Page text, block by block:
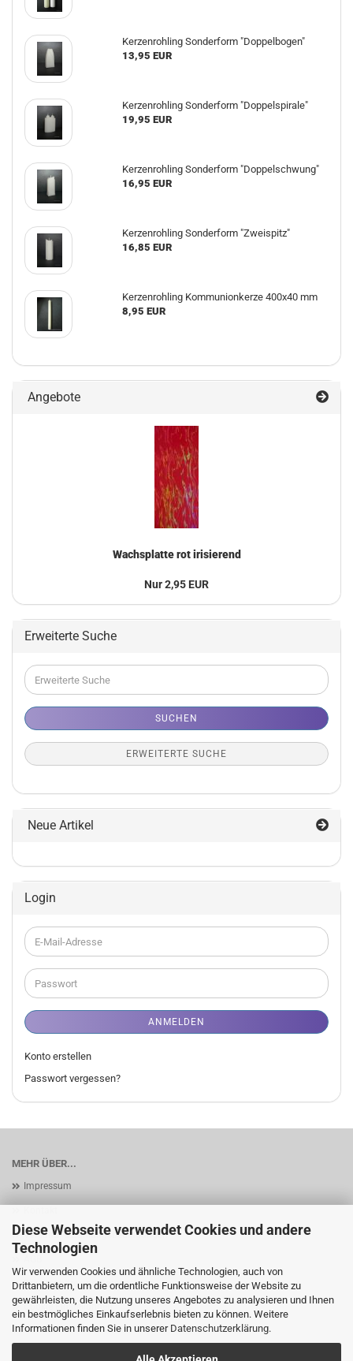
Diese Webseite verwendet Cookies und andere
Technologien
Wir verwenden Cookies und ähnliche Technologien, auch von
Drittanbietern, um die ordentliche Funktionsweise der Website zu
gewährleisten, die Nutzung unseres Angebotes zu analysieren und Ihnen
ein bestmögliches Einkaufserlebnis bieten zu können. Weitere
Informationen finden Sie in unserer Datenschutzerklärung.
Kerzenrohling Sonderform "Doppelbogen"
13,95 EUR
Kerzenrohling Sonderform "Doppelspirale"
19,95 EUR
Kerzenrohling Sonderform "Doppelschwung"
16,95 EUR
Kerzenrohling Sonderform "Zweispitz"
16,85 EUR
Kerzenrohling Kommunionkerze 400x40 mm
8,95 EUR
Angebote
Wachsplatte rot irisierend
Nur 2,95 EUR
Erweiterte Suche
Erweiterte
Suche
SUCHEN
ERWEITERTE SUCHE
Neue Artikel
Login
E-
Mail-
Adresse
Passwort
ANMELDEN
Konto erstellen
Passwort vergessen?
MEHR ÜBER...
Impressum
Versand- & Zahlungsbedingungen
Privatsphäre und Datenschutz
Cookie Einstellungen